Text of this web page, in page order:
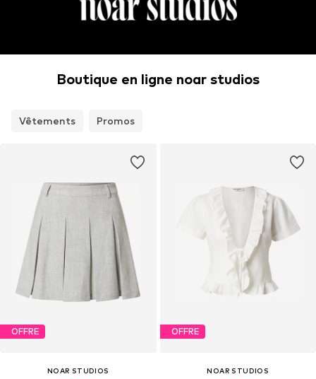
Boutique en ligne noar studios
Vêtements Promos
OFFRE
NOAR STUDIOS
OFFRE
NOAR STUDIOS